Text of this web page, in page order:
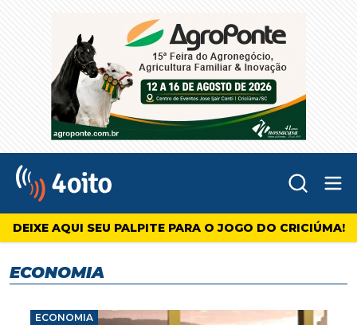
4oito
DEIXE AQUI SEU PALPITE PARA O JOGO DO CRICIÚMA!
ECONOMIA
ECONOMIA